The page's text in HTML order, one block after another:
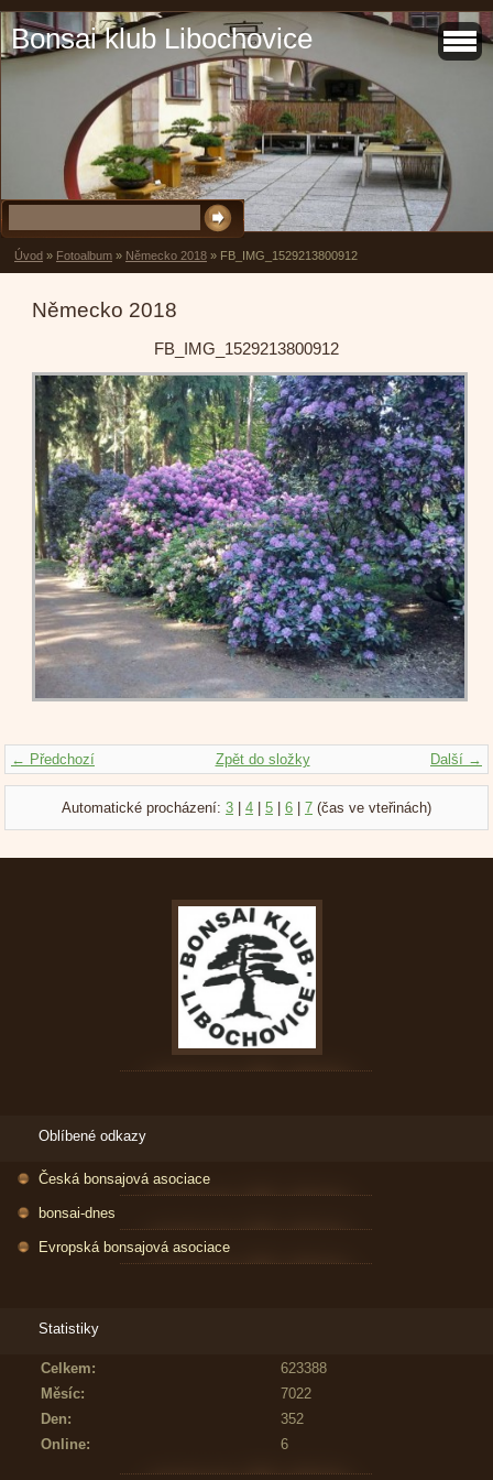
Bonsai klub Libochovice
Úvod » Fotoalbum » Německo 2018 » FB_IMG_1529213800912
Německo 2018
FB_IMG_1529213800912
← Předchozí Další →
Zpět do složky
Automatické procházení: 3 | 4 | 5 | 6 | 7 (čas ve vteřinách)
Oblíbené odkazy
Česká bonsajová asociace
bonsai-dnes
Evropská bonsajová asociace
Statistiky
Online: 6
Celkem:
623388
Měsíc:
7022
Den:
352